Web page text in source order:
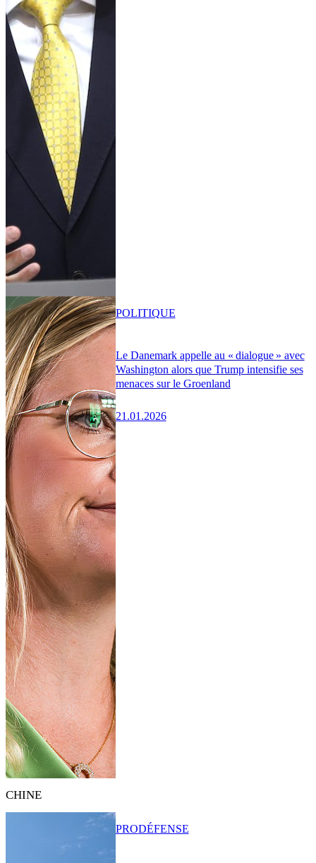
Le Danemark appelle au « dialogue » avec
Washington alors que Trump intensifie ses
menaces sur le Groenland
21.01.2026
POLITIQUE
CHINE
PRODÉFENSE